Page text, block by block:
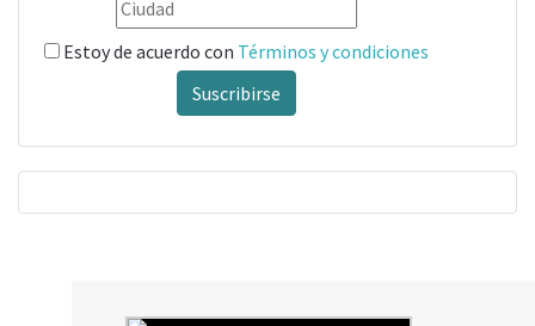
Estoy de acuerdo con Términos y condiciones
Suscribirse